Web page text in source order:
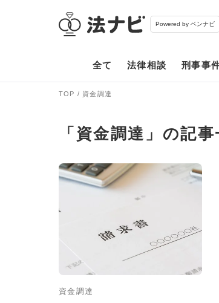
Powered by ベンナビ
全て 法律相談 刑事事
TOP 資金調達
「資金調達」の記
資金調達